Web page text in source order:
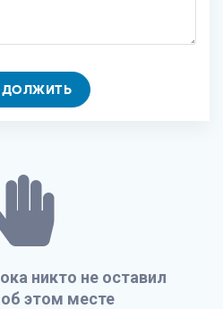
никто не оставил
этом месте